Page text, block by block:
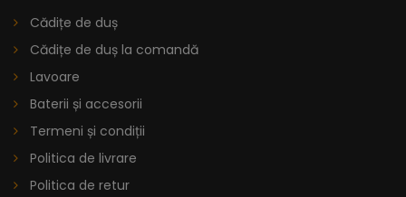
Cădițe de duș
Cădițe de duș la comandă
Lavoare
Baterii și accesorii
Termeni și condiții
Politica de livrare
Politica de retur